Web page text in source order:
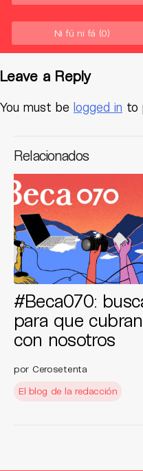
Ni fú ni fá (0)
Leave a Reply
You must be logged in to
Relacionados
#Beca070:
para que
con nosotros
por Cerosetenta
El blog de la redacción